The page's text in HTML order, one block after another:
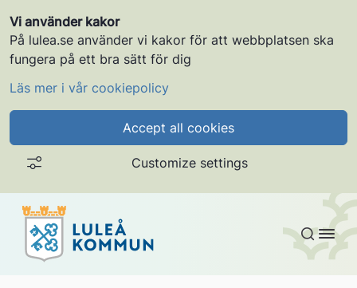
Vi använder kakor
På lulea.se använder vi kakor för att webbplatsen ska
fungera på ett bra sätt för dig
Läs mer i vår cookiepolicy
Accept all cookies
Customize settings
Gå till innehållet